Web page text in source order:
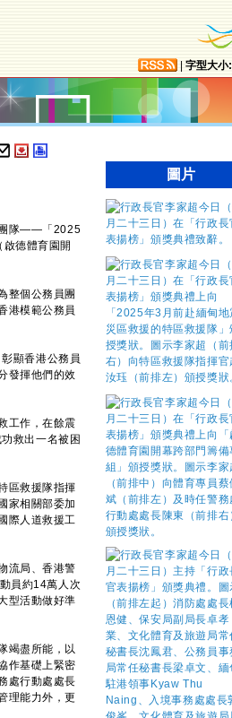
字型大小:
團隊——「2025
德體育園開
整個公務員團
港模範公務員
顯香港公務員
發揮他們的效
工作，在餘震
救出一名被困
區救援隊指揮
家相關部委加
際人道救援工
流局、香港警
員約14萬人次
型活動做好準
竭盡所能，以
作基礎上緊密
處行動處處長
理能力外，更
圖片